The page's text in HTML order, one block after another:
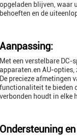
opgeladen blijven, waar
behoeften en de
Aanpassing:
Met een verstelbare
apparaten.en AU-opties,
De precieze afmetingen
functionaliteit te bieden
verbonden houdt in elke
Ondersteuning